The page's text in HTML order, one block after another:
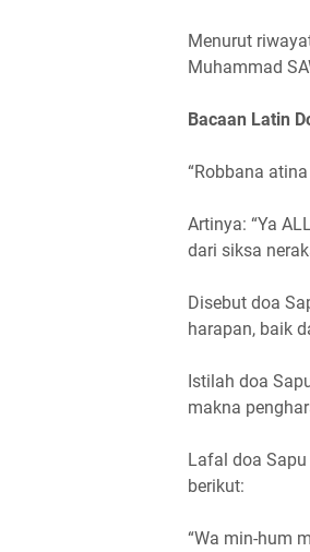
Menurut
Muhammad
Bacaan Latin
“Robbana
Artinya: “Ya
dari siksa
Disebut doa
harapan, baik
Istilah doa
makna
Lafal doa
berikut:
“Wa min-hum